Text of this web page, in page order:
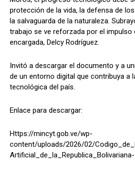
protección de la vida, la defensa de
la salvaguarda de la naturaleza.
trabajo se ve reforzada por el impulso
encargada, Delcy Rodríguez.
Invitó a descargar el documento y a
de un entorno digital que contribuya a
tecnológica del país.
Enlace para descargar:
Https://mincyt.gob.ve/wp-
content/uploads/2026/02/